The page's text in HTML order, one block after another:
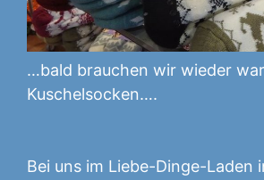
…bald brauchen wir wieder
Kuschelsocken….
Bei uns im Liebe-Dinge-Laden